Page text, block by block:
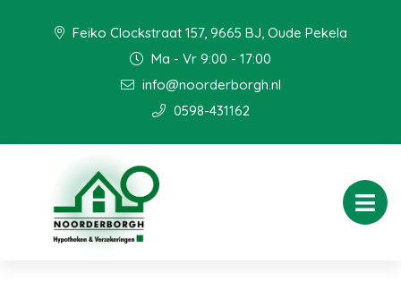
Feiko Clockstraat 157, 9665 BJ, Oude Pekela
Ma - Vr 9:00 - 17:00
info@noorderborgh.nl
0598-431162